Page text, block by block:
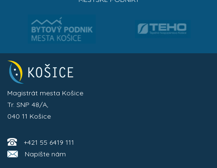
Magistrát mesta Košice
Tr. SNP 48/A,
040 11 Košice
+421 55 6419 111
Napíšte nám